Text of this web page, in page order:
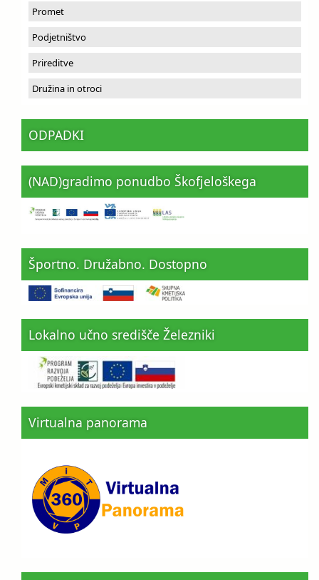
Promet
Podjetništvo
Prireditve
Družina in otroci
ODPADKI
(NAD)gradimo ponudbo Škofjeloškega
Športno. Družabno. Dostopno
Lokalno učno središče Železniki
Virtualna panorama